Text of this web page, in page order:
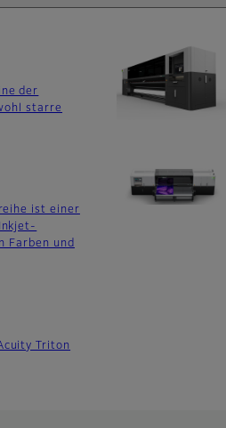
der
starre
ist einer
Farben und
Triton